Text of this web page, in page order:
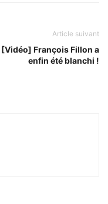
Article suivant
[Vidéo] François Fillon a
enfin été blanchi !